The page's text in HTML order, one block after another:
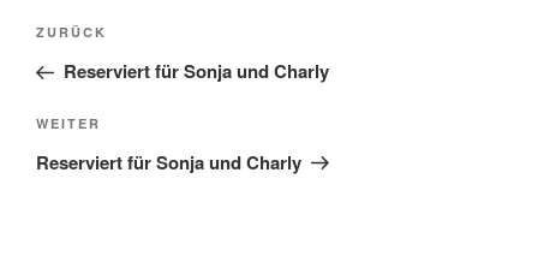
Beitragsnavigation
Vorheriger
Beitrag
ZURÜCK
Reserviert für Sonja und Charly
Nächster
Beitrag
WEITER
Reserviert für Sonja und Charly